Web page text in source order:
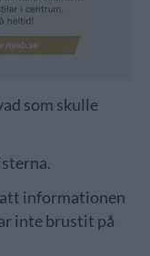
som skulle
att informationen
inte brustit på